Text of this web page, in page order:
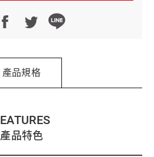
產品規格
FEATURES
產品特色